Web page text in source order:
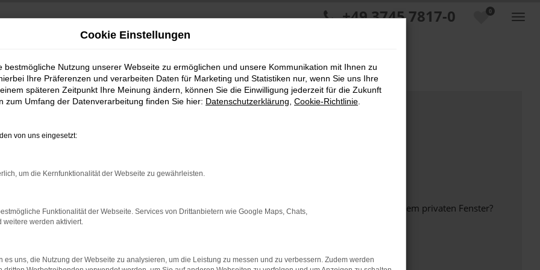
0
+49 3745 7817-0
bestimmter Seiten verhindern. Funktioniert die Seite in einem anderen Browser oder in einem privaten Fenster?
beheben.
auf dem neuesten Stand sind.
Cookie Einstellungen
bestmögliche Nutzung unserer Webseite zu ermöglichen und unsere Kommunikation mit Ihnen zu
Ihre Präferenzen und verarbeiten Daten für Marketing und Statistiken nur, wenn Sie uns Ihre
späteren Zeitpunkt Ihre Meinung ändern, können Sie die Einwilligung jederzeit für die Zukunft
zum Umfang der Datenverarbeitung finden Sie hier: Datenschutzerklärung Cookie-Richtlinie
von uns eingesetzt:
um die Kernfunktionalität der Webseite zu gewährleisten.
Funktionalität der Webseite. Services von Drittanbietern wie Google Maps, Chats,
weitere werden aktiviert.
es uns, die Nutzung der Webseite zu analysieren, um die Leistung zu messen und zu verbessern. Zudem werden